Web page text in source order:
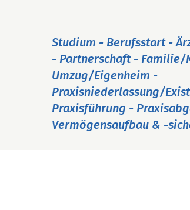
Studium - Berufsstart -
- Partnerschaft -
Umzug/Eigenheim -
Praxisniederlassung/
Praxisführung -
Vermögensaufbau & -